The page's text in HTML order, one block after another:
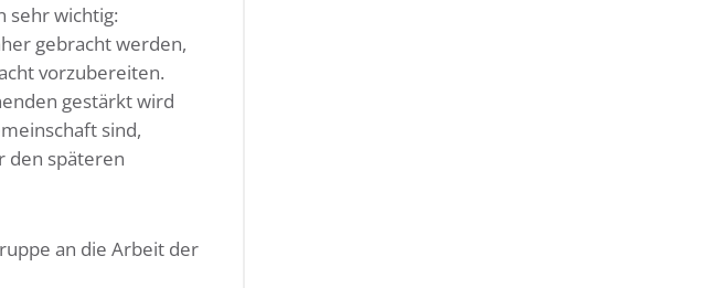
sehr wichtig:
gebracht werden,
vorzubereiten.
gestärkt wird
sind,
den späteren
an die Arbeit der